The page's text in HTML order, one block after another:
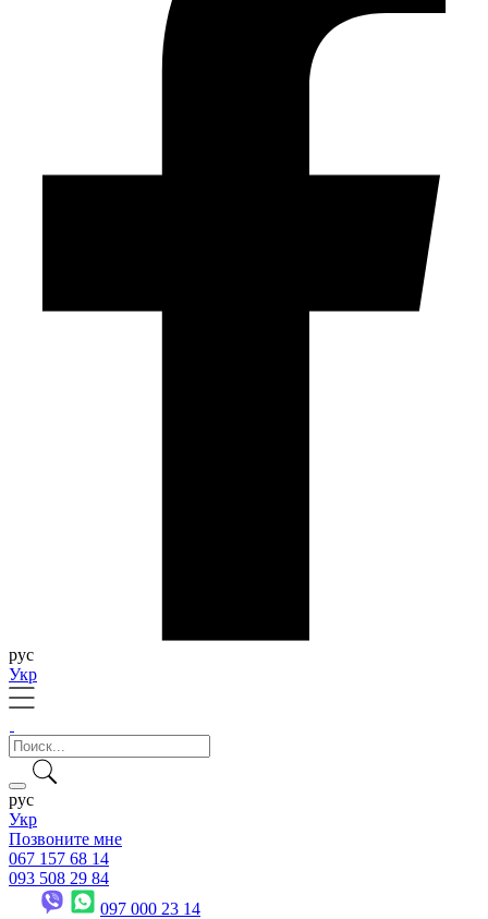
рус
Укр
рус
Укр
Позвоните мне
067 157 68 14
093 508 29 84
097 000 23 14